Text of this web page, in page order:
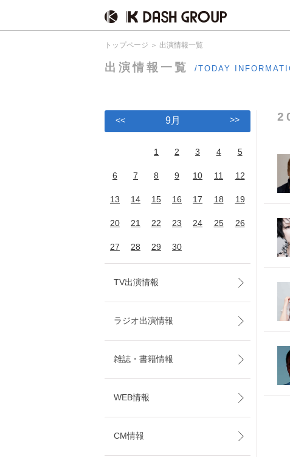
トップページ 出演情報一覧
出演情報一覧 /TODAY
<< 9月 >>
1 2 3 4 5
6 7 8 9 10 11 12
13 14 15 16 17 18 19
20 21 22 23 24 25 26
27 28 29 30
TV出演情報
ラジオ出演情報
雑誌・書籍情報
WEB情報
CM情報